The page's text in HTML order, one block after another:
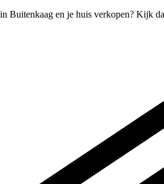
Buitenkaag en je huis verkopen? Kijk